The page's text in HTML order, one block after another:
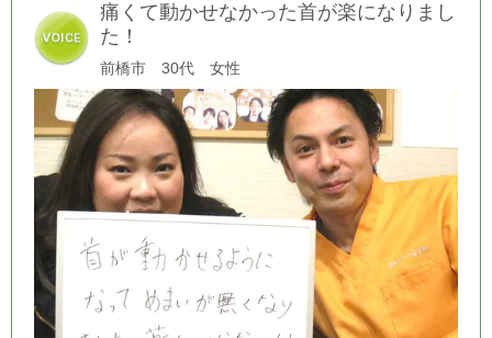
痛くて動かせなかった首が楽になりまし
た！
前橋市 30代 女性